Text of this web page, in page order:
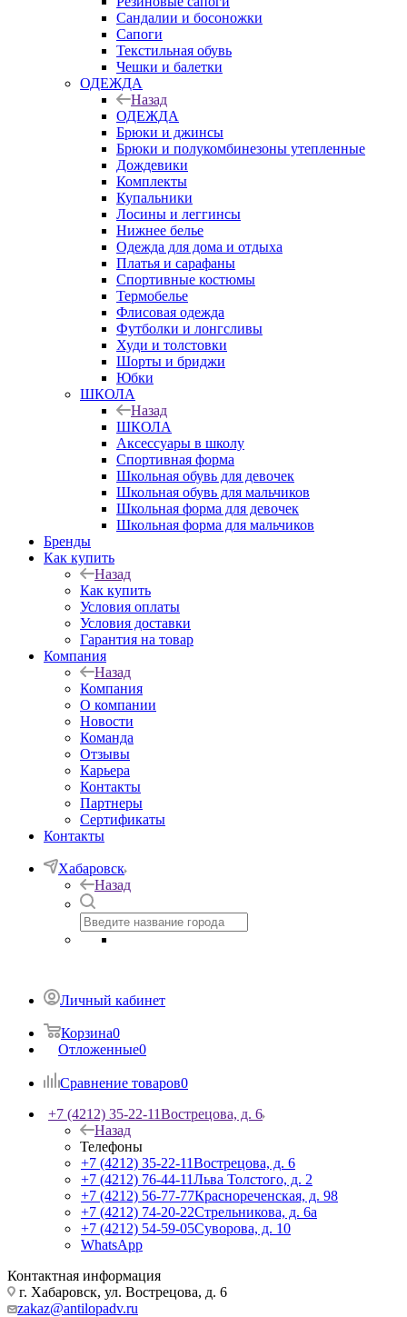
Сандалии и босоножки
Сапоги
Текстильная обувь
Чешки и балетки
ОДЕЖДА
Назад
ОДЕЖДА
Брюки и джинсы
Брюки и полукомбинезоны утепленные
Дождевики
Комплекты
Купальники
Лосины и леггинсы
Нижнее белье
Одежда для дома и отдыха
Платья и сарафаны
Спортивные костюмы
Термобелье
Флисовая одежда
Футболки и лонгсливы
Худи и толстовки
Шорты и бриджи
Юбки
ШКОЛА
Назад
ШКОЛА
Аксессуары в школу
Спортивная форма
Школьная обувь для девочек
Школьная обувь для мальчиков
Школьная форма для девочек
Школьная форма для мальчиков
Бренды
Как купить
Назад
Как купить
Условия оплаты
Условия доставки
Гарантия на товар
Компания
Назад
Компания
О компании
Новости
Команда
Отзывы
Карьера
Контакты
Партнеры
Сертификаты
Контакты
Хабаровск
Назад
Личный кабинет
Корзина0
Отложенные0
Сравнение товаров0
+7 (4212) 35-22-11Вострецова, д. 6
Назад
Телефоны
+7 (4212) 35-22-11Вострецова, д. 6
+7 (4212) 76-44-11Льва Толстого, д. 2
+7 (4212) 56-77-77Краснореченская, д. 98
+7 (4212) 74-20-22Стрельникова, д. 6а
+7 (4212) 54-59-05Суворова, д. 10
WhatsApp
Контактная информация
г. Хабаровск, ул. Вострецова, д. 6
zakaz@antilopadv.ru